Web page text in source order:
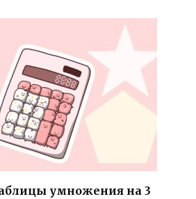
умножения на 3